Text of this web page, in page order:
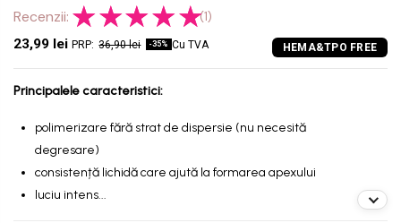
Recenzii: (1)
23,99 lei 36,90 lei -35% Cu TVA
Principalele caracteristici:
polimerizare fără strat de dispersie (nu necesită
degresare)
consistență lichidă care ajută la formarea apexului
luciu intens...